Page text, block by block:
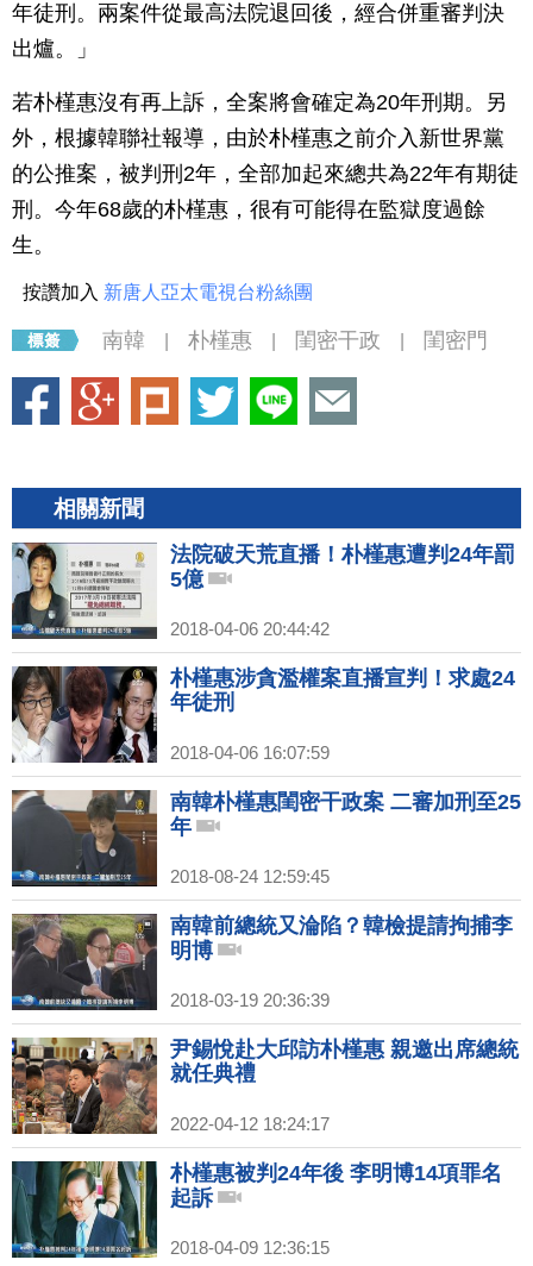
年徒刑。兩案件從最高法院退回後，經合併重審判決
出爐。」
若朴槿惠沒有再上訴，全案將會確定為20年刑期。另
外，根據韓聯社報導，由於朴槿惠之前介入新世界黨
的公推案，被判刑2年，全部加起來總共為22年有期徒
刑。今年68歲的朴槿惠，很有可能得在監獄度過餘
生。
按讚加入 新唐人亞太電視台粉絲團
南韓 朴槿惠 閨密干政 閨密門
相關新聞
法院破天荒直播！朴槿惠遭判24年罰
5億
2018-04-06 20:44:42
朴槿惠涉貪濫權案直播宣判！求處24
年徒刑
2018-04-06 16:07:59
南韓朴槿惠閨密干政案 二審加刑至25
年
2018-08-24 12:59:45
南韓前總統又淪陷？韓檢提請拘捕李
明博
2018-03-19 20:36:39
尹錫悅赴大邱訪朴槿惠 親邀出席總統
就任典禮
2022-04-12 18:24:17
朴槿惠被判24年後 李明博14項罪名
起訴
2018-04-09 12:36:15